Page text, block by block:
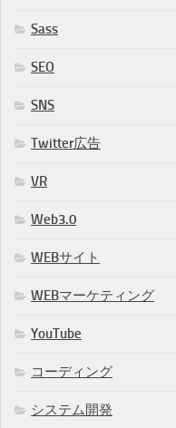
Sass
SEO
SNS
Twitter広告
VR
Web3.0
WEBサイト
WEBマーケティング
YouTube
コーディング
システム開発